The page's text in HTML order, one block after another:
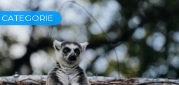
CATEGORIE